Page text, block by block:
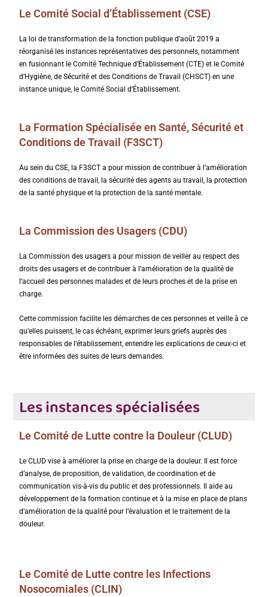
Le Comité Social d’Établissement (CSE)
La loi de transformation de la fonction publique d’août 2019 a
réorganisé les instances représentatives des personnels, notamment
en fusionnant le Comité Technique d’Établissement (CTE) et le Comité
d’Hygiène, de Sécurité et des Conditions de Travail (CHSCT) en une
instance unique, le Comité Social d’Établissement.
La Formation Spécialisée en Santé, Sécurité et
Conditions de Travail (F3SCT)
Au sein du CSE, la F3SCT a pour mission de contribuer à l’amélioration
des conditions de travail, la sécurité des agents au travail, la protection
de la santé physique et la protection de la santé mentale.
La Commission des Usagers (CDU)
La Commission des usagers a pour mission de veiller au respect des
droits des usagers et de contribuer à l’amélioration de la qualité de
l’accueil des personnes malades et de leurs proches et de la prise en
charge.
Cette commission facilite les démarches de ces personnes et veille à ce
qu’elles puissent, le cas échéant, exprimer leurs griefs auprès des
responsables de l’établissement, entendre les explications de ceux-ci et
être informées des suites de leurs demandes.
Les instances spécialisées
Le Comité de Lutte contre la Douleur (CLUD)
Le CLUD vise à améliorer la prise en charge de la douleur. Il est force
d’analyse, de proposition, de validation, de coordination et de
communication vis-à-vis du public et des professionnels. Il aide au
développement de la formation continue et à la mise en place de plans
d’amélioration de la qualité pour l’évaluation et le traitement de la
douleur.
Le Comité de Lutte contre les Infections
Nosocomiales (CLIN)